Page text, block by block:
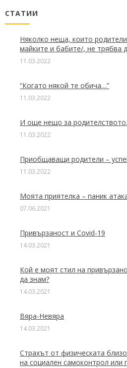
СТАТИИ
Няколко неща, които
майките и бабите/, не трябва
11.03.2022
“Когато някой те обича…”
11.03.2022
И още нещо за
11.03.2022
Приобщаващи родители –
11.03.2022
Моята приятелка – паник
07.06.2021
Привързаност и Covid-19
14.03.2021
Кой е моят стил на
да знам?
14.03.2021
Вяра-Невяра
14.03.2021
Страхът от физическата
на социален самоконтрол или